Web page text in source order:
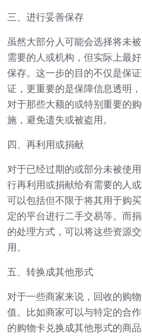
三、进行妥善保存
虽然大部分人可能会选择将未
需要的人或机构，但实际上最
保存。这一步的目的不仅是保
证，更重要的是保障信息透明
对于那些大额的或特别重要的
施，避免遗失或被盗用。
四、再利用或捐献
对于已经过期的或部分未被使
行再利用或捐献给有需要的人
可以包括但不限于将其用于购
定的平台进行二手交易等。而
的处理方式，可以将这些资源
用。
五、转换成其他形式
对于一些商家来说，回收的购
值。比如商家可以与特定的合
的购物卡兑换成其他形式的商